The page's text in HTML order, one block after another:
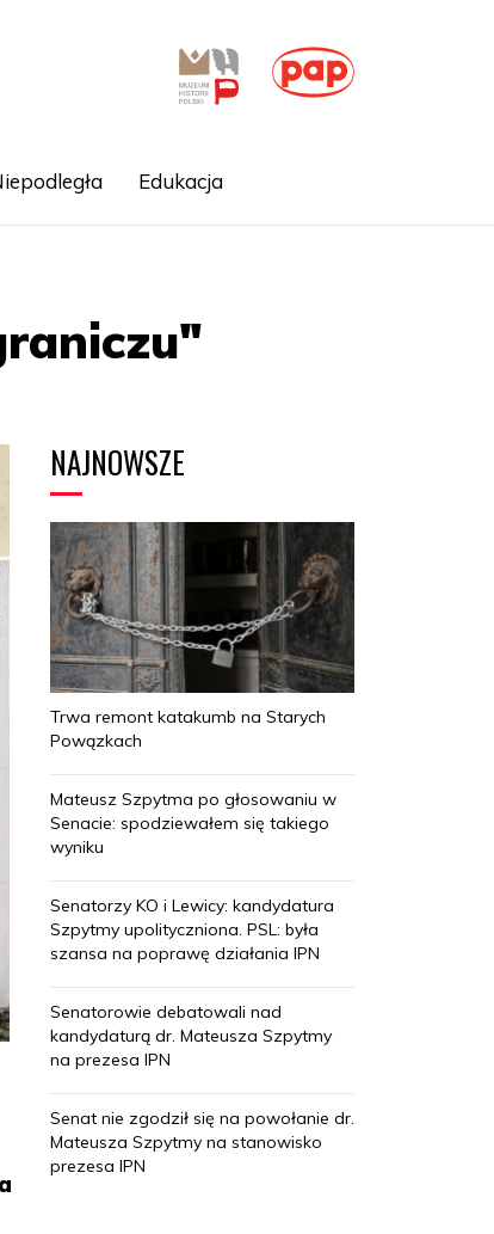
Edukacja
NAJNOWSZE
Trwa remont katakumb na Starych
Powązkach
Mateusz Szpytma po głosowaniu w
Senacie: spodziewałem się takiego
wyniku
Senatorzy KO i Lewicy: kandydatura
Szpytmy upolityczniona. PSL: była
szansa na poprawę działania IPN
Senatorowie debatowali nad
kandydaturą dr. Mateusza Szpytmy
na prezesa IPN
Senat nie zgodził się na powołanie dr.
Mateusza Szpytmy na stanowisko
prezesa IPN